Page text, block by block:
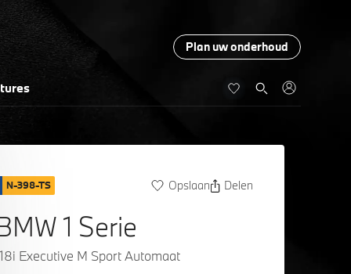
Plan uw onderhoud
N-398-TS Opslaan Delen
1 Serie
Executive M Sport Automaat